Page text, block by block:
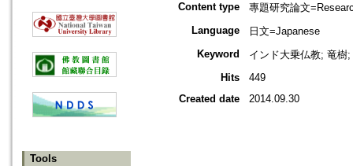
Tools
Content type
專題研究論文
Language
日文=Japanese
Keyword
インド大乗仏教; 竜樹
Hits
449
Created date
2014.09.30